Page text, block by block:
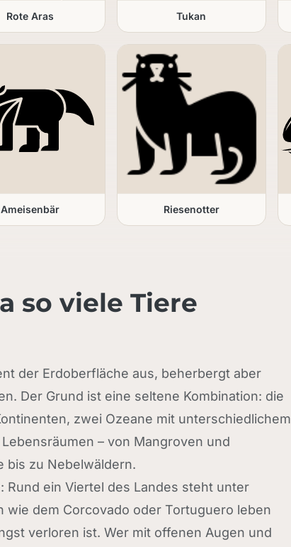
Rote Aras Tukan
Ameisenbär Riesenotter
so viele Tiere
der Erdoberfläche aus, beherbergt aber
Der Grund ist eine seltene Kombination: die
zwei Ozeane mit unterschiedlichem
– von Mangroven und
bis zu Nebelwäldern.
ein Viertel des Landes steht unter
dem Corcovado oder Tortuguero leben
verloren ist. Wer mit offenen Augen und